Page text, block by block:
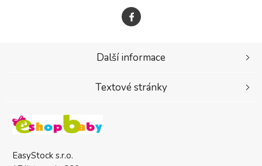
EasyStock s.r.o.
Další informace
Textové stránky